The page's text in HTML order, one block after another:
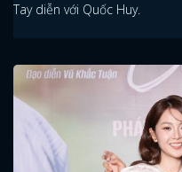
Tay diễn với Quốc Huy.